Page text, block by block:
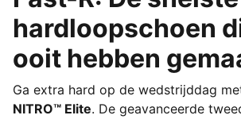
hardloopschoen
ooit hebben
Ga extra hard op de wedstrijddag
NITRO™ Elite. De geavanceerde